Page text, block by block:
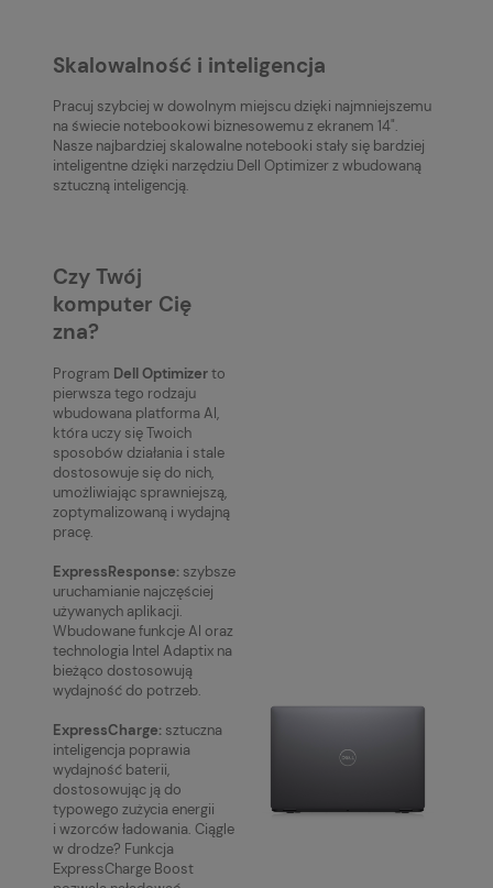
Skalowalność i inteligencja
Pracuj szybciej w dowolnym miejscu dzięki najmniejszemu
na świecie notebookowi biznesowemu z ekranem 14".
Nasze najbardziej skalowalne notebooki stały się bardziej
inteligentne dzięki narzędziu Dell Optimizer z wbudowaną
sztuczną inteligencją.
Czy Twój
komputer Cię
zna?
Program Dell Optimizerto
pierwsza tego rodzaju
wbudowana platforma AI,
która uczy się Twoich
sposobów działania i stale
dostosowuje się do nich,
umożliwiając sprawniejszą,
zoptymalizowaną i wydajną
pracę.
ExpressResponse: szybsze
uruchamianie najczęściej
używanych aplikacji.
Wbudowane funkcje AI oraz
technologia Intel Adaptix na
bieżąco dostosowują
wydajność do potrzeb.
ExpressCharge: sztuczna
inteligencja poprawia
wydajność baterii,
dostosowując ją do
typowego zużycia energii
i wzorców ładowania. Ciągle
w drodze? Funkcja
ExpressCharge Boost